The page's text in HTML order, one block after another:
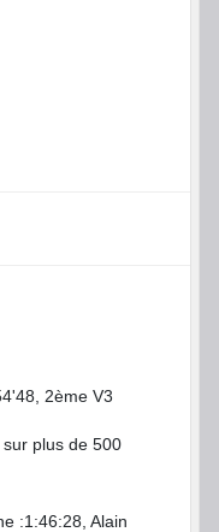
2ème V3
plus de 500
:1:46:28, Alain